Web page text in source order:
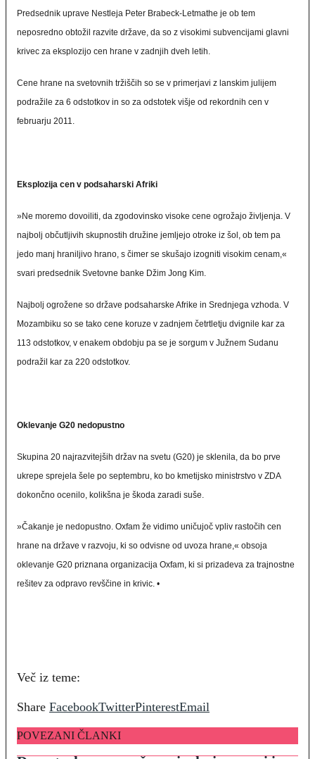
Predsednik uprave Nestleja Peter Brabeck-Letmathe je ob tem
neposredno obtožil razvite države, da so z visokimi subvencijami glavni
krivec za eksplozijo cen hrane v zadnjih dveh letih.
Cene hrane na svetovnih tržiščih so se v primerjavi z lanskim julijem
podražile za 6 odstotkov in so za odstotek višje od rekordnih cen v
februarju 2011.
Eksplozija cen v podsaharski Afriki
»Ne moremo dovoiliti, da zgodovinsko visoke cene ogrožajo življenja. V
najbolj občutljivih skupnostih družine jemljejo otroke iz šol, ob tem pa
jedo manj hraniljivo hrano, s čimer se skušajo izogniti visokim cenam,«
svari predsednik Svetovne banke Džim Jong Kim.
Najbolj ogrožene so države podsaharske Afrike in Srednjega vzhoda. V
Mozambiku so se tako cene koruze v zadnjem četrtletju dvignile kar za
113 odstotkov, v enakem obdobju pa se je sorgum v Južnem Sudanu
podražil kar za 220 odstotkov.
Oklevanje G20 nedopustno
Skupina 20 najrazvitejših držav na svetu (G20) je sklenila, da bo prve
ukrepe sprejela šele po septembru, ko bo kmetijsko ministrstvo v ZDA
dokončno ocenilo, kolikšna je škoda zaradi suše.
»Čakanje je nedopustno. Oxfam že vidimo uničujoč vpliv rastočih cen
hrane na države v razvoju, ki so odvisne od uvoza hrane,« obsoja
oklevanje G20 priznana organizacija Oxfam, ki si prizadeva za trajnostne
rešitev za odpravo revščine in krivic. •
Več iz teme:
Share FacebookTwitterPinterestEmail
POVEZANI ČLANKI